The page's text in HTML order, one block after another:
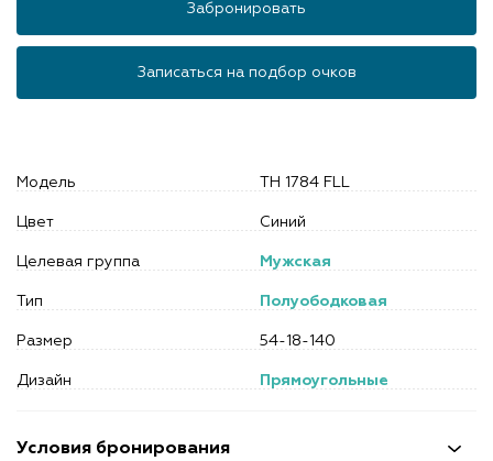
Условия бронирования
Забронировать
Записаться на подбор очков
Модель TH 1784 FLL
Цвет Синий
Целевая группа Мужская
Тип Полуободковая
Размер 54-18-140
Дизайн Прямоугольные